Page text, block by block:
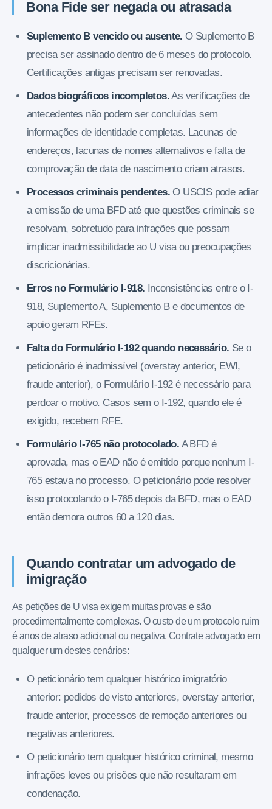
Bona Fide ser negada ou atrasada
Suplemento B vencido ou ausente. O Suplemento B
precisa ser assinado dentro de 6 meses do protocolo.
Certificações antigas precisam ser renovadas.
Dados biográficos incompletos.As verificações de
antecedentes não podem ser concluídas sem
informações de identidade completas. Lacunas de
endereços, lacunas de nomes alternativos e falta de
comprovação de data de nascimento criam atrasos.
Processos criminais pendentes. O USCIS pode adiar
a emissão de uma BFD até que questões criminais se
resolvam, sobretudo para infrações que possam
implicar inadmissibilidade ao U visa ou preocupações
discricionárias.
Erros no Formulário I-918. Inconsistências entre o I-
918, Suplemento A, Suplemento B e documentos de
apoio geram RFEs.
Falta do Formulário I-192 quando necessário. Se o
peticionário é inadmissível (overstay anterior, EWI,
fraude anterior), o Formulário I-192 é necessário para
perdoar o motivo. Casos sem o I-192, quando ele é
exigido, recebem RFE.
Formulário I-765 não protocolado. A BFD é
aprovada, mas o EAD não é emitido porque nenhum I-
765 estava no processo. O peticionário pode resolver
isso protocolando o I-765 depois da BFD, mas o EAD
então demora outros 60 a 120 dias.
Quando contratar um advogado de
imigração
As petições de U visa exigem muitas provas e são
procedimentalmente complexas. O custo de um protocolo ruim
é anos de atraso adicional ou negativa. Contrate advogado em
qualquer um destes cenários:
O peticionário tem qualquer histórico imigratório
anterior: pedidos de visto anteriores, overstay anterior,
fraude anterior, processos de remoção anteriores ou
negativas anteriores.
O peticionário tem qualquer histórico criminal, mesmo
infrações leves ou prisões que não resultaram em
condenação.